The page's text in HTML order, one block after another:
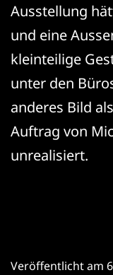
Ausstellung
und eine
kleinteilige
unter den
anderes Bild
Auftrag von
unrealisiert.
Veröffentlicht am